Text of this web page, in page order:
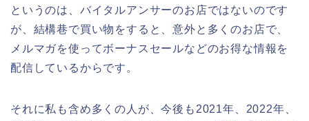
というのは、バイタルアンサーのお店ではないのです
が、結構巷で買い物をすると、意外と多くのお店で、
メルマガを使ってボーナスセールなどのお得な情報を
配信しているからです。
それに私も含め多くの人が、今後も2021年、2022年、